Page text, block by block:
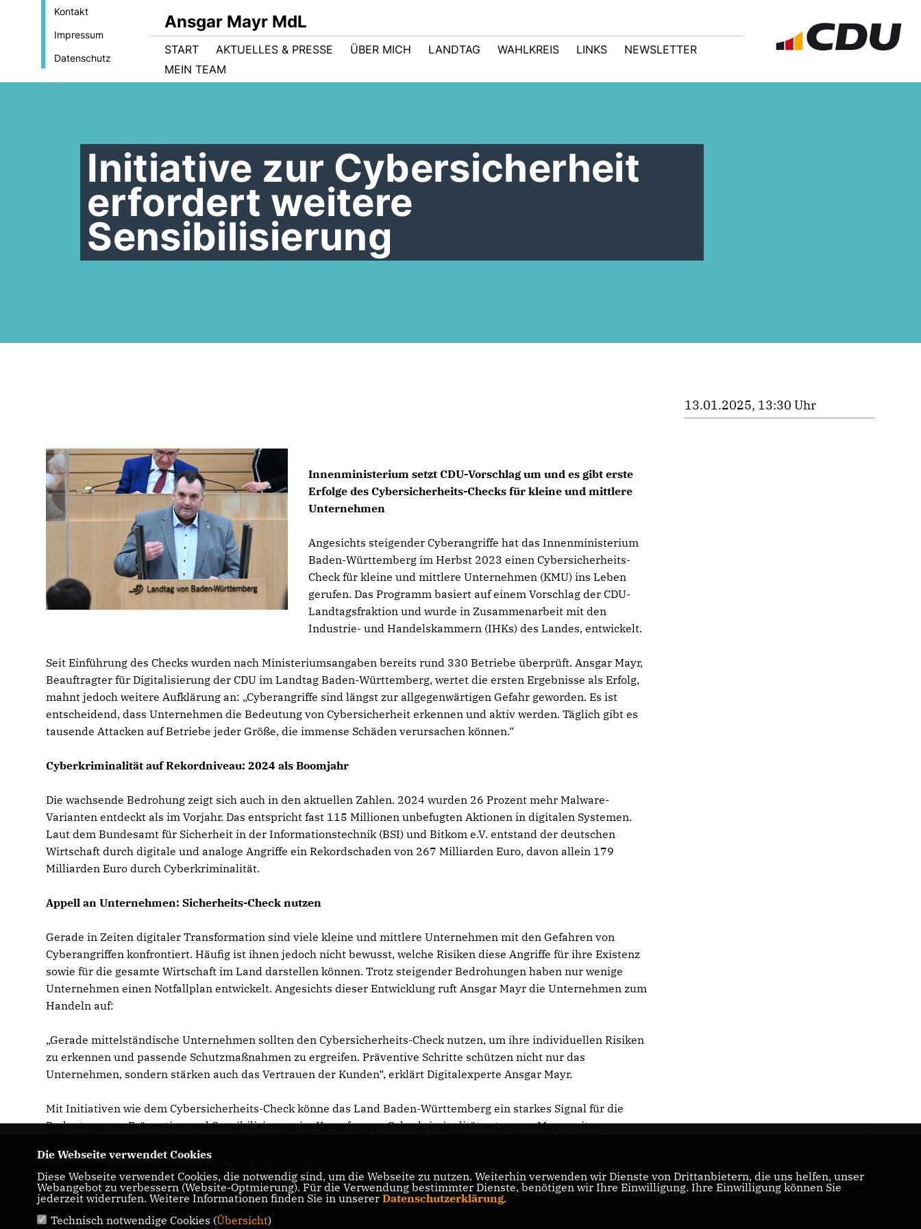
Kontakt
Impressum
Datenschutz
Ansgar Mayr MdL
START AKTUELLES & PRESSE ÜBER MICH LANDTAG WAHLKREIS LINKS
NEWSLETTER
MEIN TEAM
Initiative zur Cybersicherheit
erfordert weitere
Sensibilisierung
Innenministerium setzt CDU-Vorschlag um und es gibt erste
Erfolge des Cybersicherheits-Checks für kleine und mittlere
Unternehmen
Angesichts steigender Cyberangriffe hat das Innenministerium
Baden-Württemberg im Herbst 2023 einen Cybersicherheits-
Check für kleine und mittlere Unternehmen (KMU) ins Leben
gerufen. Das Programm basiert auf einem Vorschlag der CDU-
Landtagsfraktion und wurde in Zusammenarbeit mit den
Industrie- und Handelskammern (IHKs) des Landes, entwickelt.
Seit Einführung des Checks wurden nach Ministeriumsangaben bereits rund 330 Betriebe überprüft. Ansgar Mayr,
Beauftragter für Digitalisierung der CDU im Landtag Baden-Württemberg, wertet die ersten Ergebnisse als Erfolg,
mahnt jedoch weitere Aufklärung an: „Cyberangriffe sind längst zur allgegenwärtigen Gefahr geworden. Es ist
entscheidend, dass Unternehmen die Bedeutung von Cybersicherheit erkennen und aktiv werden. Täglich gibt es
tausende Attacken auf Betriebe jeder Größe, die immense Schäden verursachen können.“
Cyberkriminalität auf Rekordniveau: 2024 als Boomjahr
Die wachsende Bedrohung zeigt sich auch in den aktuellen Zahlen. 2024 wurden 26 Prozent mehr Malware-
Varianten entdeckt als im Vorjahr. Das entspricht fast 115 Millionen unbefugten Aktionen in digitalen Systemen.
Laut dem Bundesamt für Sicherheit in der Informationstechnik (BSI) und Bitkom e.V. entstand der deutschen
Wirtschaft durch digitale und analoge Angriffe ein Rekordschaden von 267 Milliarden Euro, davon allein 179
Milliarden Euro durch Cyberkriminalität.
Appell an Unternehmen: Sicherheits-Check nutzen
Gerade in Zeiten digitaler Transformation sind viele kleine und mittlere Unternehmen mit den Gefahren von
Cyberangriffen konfrontiert. Häufig ist ihnen jedoch nicht bewusst, welche Risiken diese Angriffe für ihre Existenz
sowie für die gesamte Wirtschaft im Land darstellen können. Trotz steigender Bedrohungen haben nur wenige
Unternehmen einen Notfallplan entwickelt. Angesichts dieser Entwicklung ruft Ansgar Mayr die Unternehmen zum
Handeln auf:
Gerade mittelständische Unternehmen sollten den Cybersicherheits-Check nutzen, um ihre individuellen Risiken
zu erkennen und passende Schutzmaßnahmen zu ergreifen. Präventive Schritte schützen nicht nur das
Unternehmen, sondern stärken auch das Vertrauen der Kunden“, erklärt Digitalexperte Ansgar Mayr.
Mit Initiativen wie dem Cybersicherheits-Check könne das Land Baden-Württemberg ein starkes Signal für die
Bedeutung von Prävention und Sensibilisierung im Kampf gegen Cyberkriminalität setzen, so Mayr weiter.
13.01.2025, 13:30 Uhr
Ansgar Mayr - CDU-Landtagsabgeordneter für
Baden-Württemberg im Wahlkreis Bretten
(Kraichgau & Hardt)
IMPRESSUM DATENSCHUTZ
Die Webseite verwendet Cookies
Diese Webseite verwendet Cookies, die notwendig sind, um die Webseite zu nutzen. Weiterhin verwenden wir Dienste von Drittanbietern, die uns helfen, unser
Webangebot zu verbessern (Website-Optmierung). Für die Verwendung bestimmter Dienste, benötigen wir Ihre Einwilligung. Ihre Einwilligung können Sie
jederzeit widerrufen. Weitere Informationen finden Sie in unserer Datenschutzerklärung.
Technisch notwendige Cookies (Übersicht)